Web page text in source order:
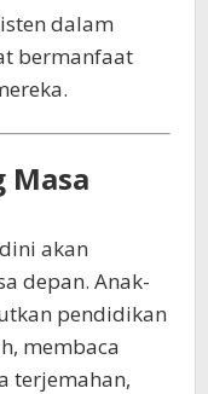
dalam
bermanfaat
Masa
akan
depan. Anak-
pendidikan
membaca
terjemahan,